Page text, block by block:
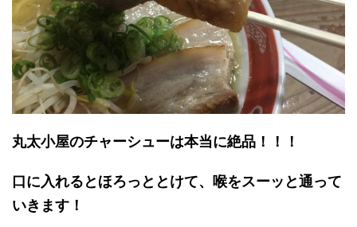
丸太小屋のチャーシューは本当に絶品！！！
口に入れるとほろっととけて、喉をスーッと通って
いきます！